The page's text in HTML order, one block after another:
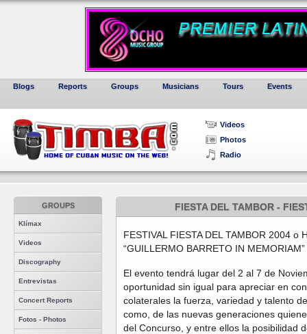
Blogs Reports Groups Musicians Tours Events
Videos
Photos
Radio
GROUPS
Klímax
Videos
Discography
Entrevistas
Concert Reports
Fotos - Photos
FIESTA DEL TAMBOR -
FESTIVAL FIESTA DEL TAMBOR 2004 o
“GUILLERMO BARRETO IN MEMORIAM”
El evento tendrá lugar del 2 al 7 de
oportunidad sin igual para apreciar en
colaterales la fuerza, variedad y talento
como, de las nuevas generaciones
del Concurso, y entre ellos la posibilidad